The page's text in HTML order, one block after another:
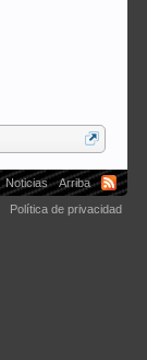
Noticias
Arriba
Política de privacidad